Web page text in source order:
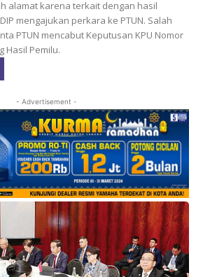
alamat karena terkait dengan hasil
mengajukan perkara ke PTUN. Salah
PTUN mencabut Keputusan KPU Nomor
Hasil Pemilu.
- Advertisement -